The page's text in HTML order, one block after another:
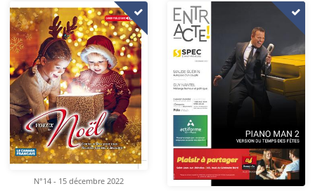
N°14 - 15 décembre 2022